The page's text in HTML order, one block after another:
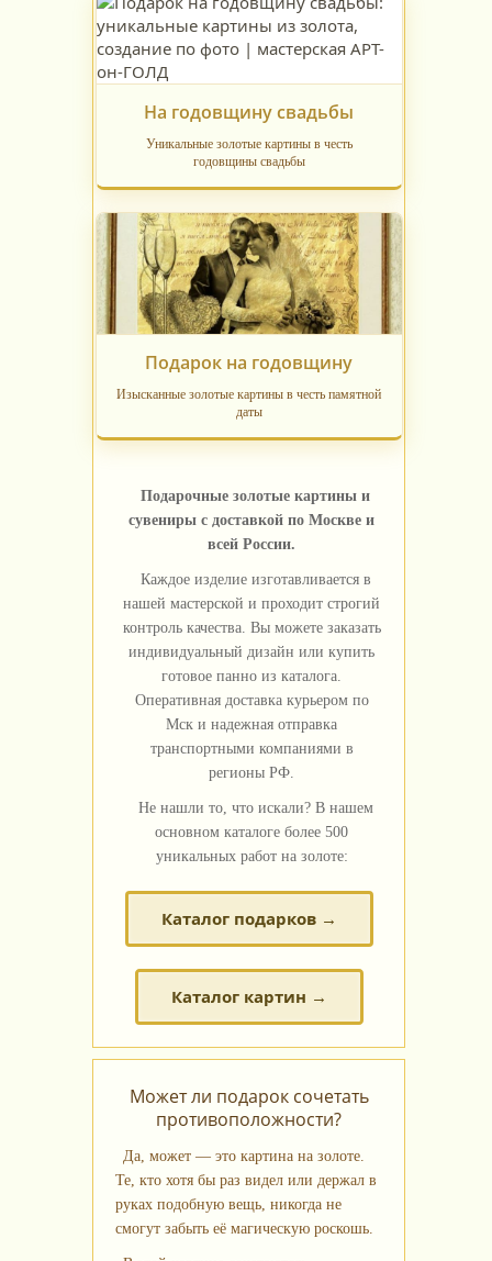
На годовщину свадьбы
Уникальные золотые картины в честь
годовщины свадьбы
Подарок на годовщину
Изысканные золотые картины в честь памятной
даты
Подарочные золотые картины и
сувениры с доставкой по Москве и
всей России.
Каждое изделие изготавливается в
нашей мастерской и проходит строгий
контроль качества. Вы можете заказать
индивидуальный дизайн или купить
готовое панно из каталога.
Оперативная доставка курьером по
Мск и надежная отправка
транспортными компаниями в
регионы РФ.
Не нашли то, что искали? В нашем
основном каталоге более 500
уникальных работ на золоте:
Каталог подарков →
Каталог картин →
Может ли подарок сочетать
противоположности?
Да, может — это картина на золоте.
Те, кто хотя бы раз видел или держал в
руках подобную вещь, никогда не
смогут забыть её магическую роскошь.